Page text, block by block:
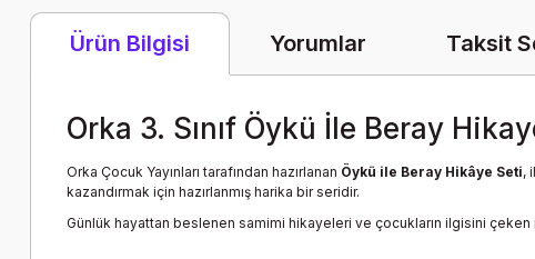
Ürün Bilgisi Yorumlar Taksit
Orka 3. Sınıf Öykü İle Beray
Orka Çocuk Yayınları tarafından hazırlanan Öykü ile Beray Hikâye Seti,
kazandırmak için hazırlanmış harika bir seridir.
Günlük hayattan beslenen samimi hikayeleri ve çocukların ilgisini